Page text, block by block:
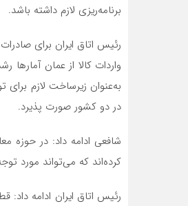
برنامه‌ریزی لازم داشته باشد.
رئیس اتاق ایران برای
واردات کالا از عمان
به‌عنوان زیرساخت لازم
در دو کشور صورت پذیرد.
شافعی ادامه داد: در حوزه
کرده‌اند که می‌تواند مورد
رئیس اتاق ایران ادامه